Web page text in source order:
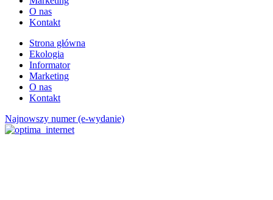
O nas
Kontakt
Strona główna
Ekologia
Informator
Marketing
O nas
Kontakt
Najnowszy numer (e-wydanie)